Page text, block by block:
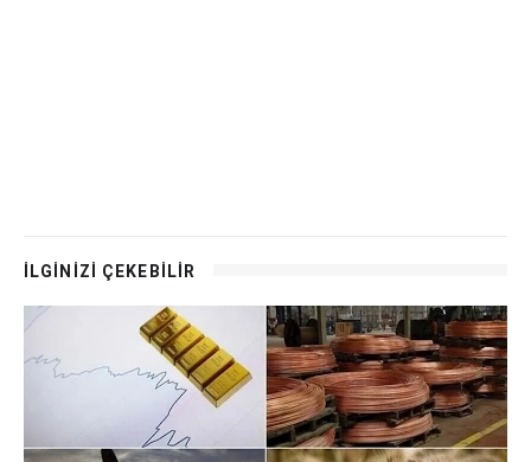
İLGİNİZİ ÇEKEBİLİR